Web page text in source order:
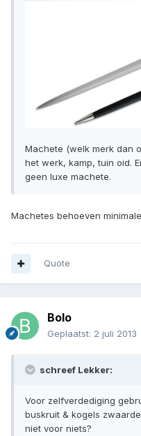
Machete (welk merk dan
het werk, kamp, tuin oid.
geen luxe machete.
Machetes behoeven
Quote
Bolo
Geplaatst: 2 juli 2013
schreef Lekker:
Voor zelfverdediging
buskruit & kogels
niet voor niets?